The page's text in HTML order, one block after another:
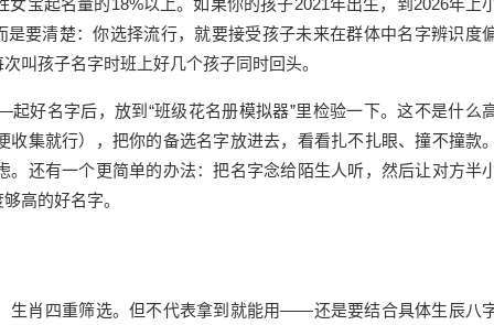
宝起名量的18%以上。如果你的孩子2021年出生，到2026年上
要清楚：你选择流行，就要接受孩子未来在群体中名字辨识度
叫孩子名字时班上好几个孩子同时回头。
好名字后，放到“班级花名册模拟器”里检验一下。这不是什么
集就行），把你的备选名字放进去，看看扎不扎眼、撞不撞款
还有一个更简单的办法：把名字念给陌生人听，然后让对方半
高的好名字。
生肖四重筛选。但不代表拿到就能用——还是要结合具体生辰八